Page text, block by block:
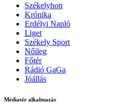
Székelyhon
Krónika
Erdélyi Napló
Liget
Székely Sport
Nőileg
Főtér
Rádió GaGa
Jóállás
Médiatér alkalmazás